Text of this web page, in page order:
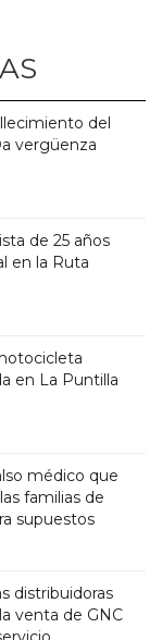
del
vergüenza
de 25 años
en la Ruta
en La Puntilla
médico que
familias de
supuestos
distribuidoras
venta de GNC